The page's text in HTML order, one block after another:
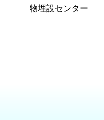
物埋設センター